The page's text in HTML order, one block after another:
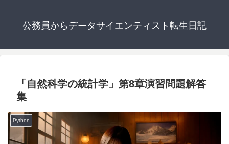
公務員からデータサイエンティスト転生日記
「自然科学の統計学」第8章演習問題解答
集
Python